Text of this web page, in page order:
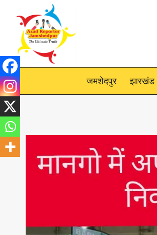
content
जमशेदपुर झारखंड